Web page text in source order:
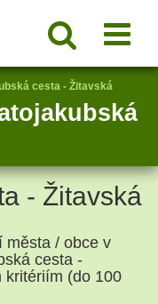
cesta - Žitavská
- Žitavská
města / obce v
cesta -
kritériím (do 100